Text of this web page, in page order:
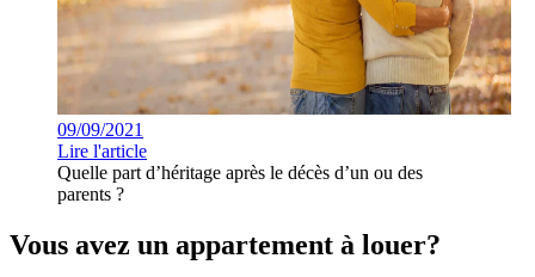
09/09/2021
Lire l'article
Quelle part d’héritage après le décès d’un ou des
parents ?
Vous avez un appartement à louer?